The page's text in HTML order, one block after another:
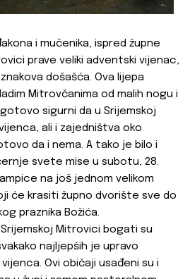
i mučenika, ispred župne
prave veliki adventski vijenac,
došašća. Ova lijepa
Mitrovčanima od malih nogu i
sigurni da u Srijemskoj
ali i zajedništva oko
da i nema. A tako je bilo i
svete mise u subotu, 28.
na još jednom velikom
će krasiti župno dvorište sve do
praznika Božića.
Mitrovici bogati su
najljepših je upravo
Ovi običaji usađeni su i